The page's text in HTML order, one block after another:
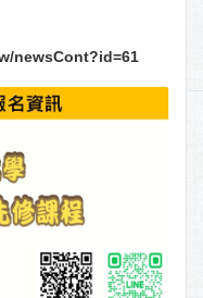
newsCont?id=61